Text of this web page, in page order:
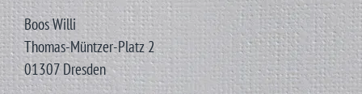
Boos Willi
Thomas-Müntzer-Platz 2
01307 Dresden